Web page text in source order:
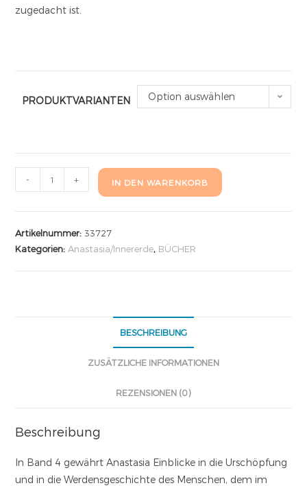
zugedacht ist.
PRODUKTVARIANTEN Option auswählen
- + IN DEN WARENKORB
Artikelnummer: 33727
Kategorien:Anastasia/Innererde, BÜCHER
BESCHREIBUNG
ZUSÄTZLICHE INFORMATIONEN
REZENSIONEN (0)
Beschreibung
In Band 4 gewährt Anastasia Einblicke in die Urschöpfung
und in die Werdensgeschichte des Menschen, dem im